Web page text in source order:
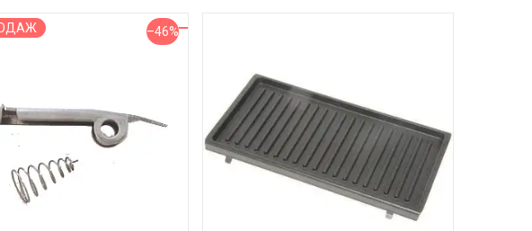
–46%